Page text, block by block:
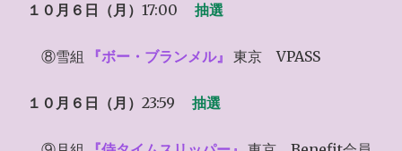
１０月６日（月） 17:00 抽選
⑧雪組 『ボー・ブランメル』 東京 VPASS
１０月６日（月） 23:59 抽選